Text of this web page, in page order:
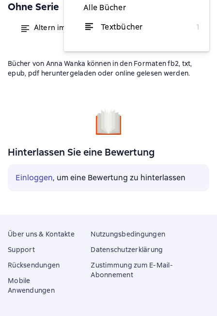
Alle Bücher
Textbücher
1
Ohne Serie
Altern im ländlichen Raum von 25,99 €
Bücher von Anna Wanka können in den Formaten fb2, txt,
epub, pdf heruntergeladen oder online gelesen werden.
Hinterlassen Sie eine Bewertung
Einloggen, um eine Bewertung zu hinterlassen
Über uns & Kontakte
Support
Rücksendungen
Mobile
Anwendungen
Nutzungsbedingungen
Datenschutzerklärung
Zustimmung zum E-Mail-
Abonnement